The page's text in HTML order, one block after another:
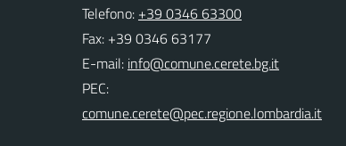
Telefono: +39 0346 63300
Fax: +39 0346 63177
E-mail:
PEC: